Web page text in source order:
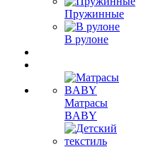
Пружинные
В рулоне
Матрасы
BABY